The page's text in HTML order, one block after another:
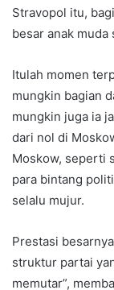
Stravopol itu,
besar anak muda
Itulah momen
mungkin bagian
mungkin juga ia
dari nol di
Moskow, seperti
para bintang
selalu mujur.
Prestasi
struktur partai
memutar”,